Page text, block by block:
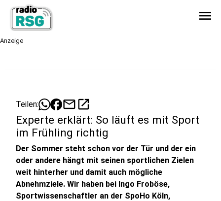
menu
Anzeige
Teilen: mailopen_in_new
Experte erklärt: So läuft es mit Sport
im Frühling richtig
Der Sommer steht schon vor der Tür und der ein
oder andere hängt mit seinen sportlichen Zielen
weit hinterher und damit auch mögliche
Abnehmziele. Wir haben bei Ingo Froböse,
Sportwissenschaftler an der SpoHo Köln,